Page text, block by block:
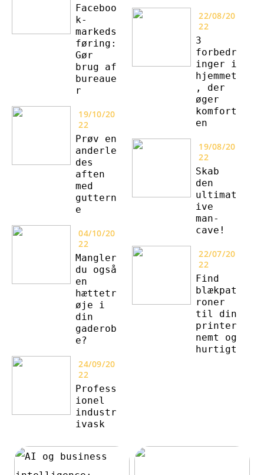
Faceboo
k-
markeds
føring:
Gør
brug af
bureaue
r
19/10/20
22
Prøv en
anderle
des
aften
med
guttern
e
04/10/20
22
Mangler
du også
en
hættetr
øje i
din
gaderob
e?
24/09/20
22
Profess
ionel
industr
ivask
22/08/20
22
3
forbedr
inger i
hjemmet
, der
øger
komfort
en
19/08/20
22
Skab
den
ultimat
ive
man-
cave!
22/07/20
22
Find
blækpat
roner
til din
printer
nemt og
hurtigt